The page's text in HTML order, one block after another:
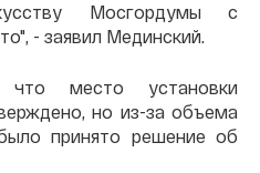
Мосгордумы с
- заявил Мединский.
что место установки
но из-за объема
принято решение об